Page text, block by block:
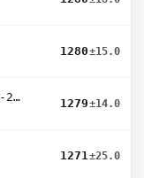
1280±15.0
mistral-small-24b-instruct-2501
1279±14.0
1271±25.0